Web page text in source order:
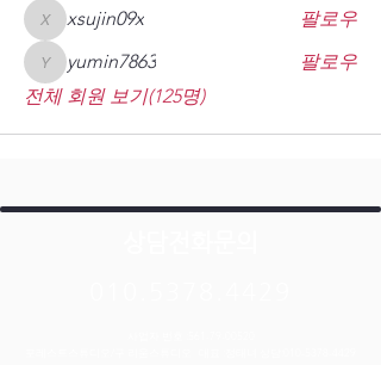
xsujin09x
xsujin09x 팔로우
yumin7863
yumin7863
팔로우
전체 회원 보기(125명)